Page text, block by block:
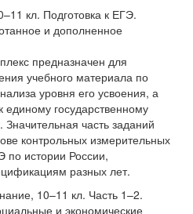
кл. Подготовка к ЕГЭ.
и дополненное
предназначен для
учебного материала по
уровня его усвоения, а
единому государственному
часть заданий
контрольных измерительных
истории России,
разных лет.
10–11 кл. Часть 1–2.
и экономические